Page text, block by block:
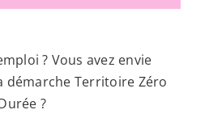
? Vous avez envie
démarche Territoire Zéro
?